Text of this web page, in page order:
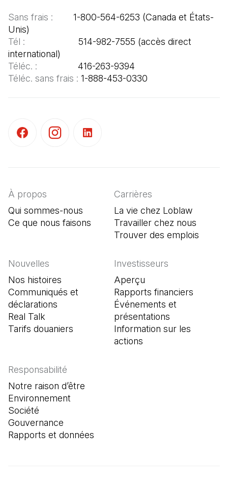
Sans frais :
      1-800-564-6253 (Canada et États-
Tél :
                   514-982-7555 (accès direct
Téléc. :
Téléc. sans frais : 1-888-453-0330
À propos
Qui sommes-nous
Ce que nous faisons
Carrières
La vie chez Loblaw
Travailler chez nous
Trouver des emplois
Nouvelles
Nos histoires
Communiqués et
déclarations
Real Talk
Tarifs douaniers
Investisseurs
Aperçu
Rapports financiers
Événements et
présentations
Information sur les
actions
Responsabilité
Notre raison d’être
Environnement
Société
Gouvernance
Rapports et données